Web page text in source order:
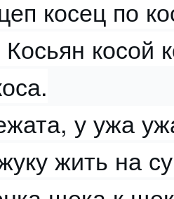
косец по
косой
у ужа
жить на